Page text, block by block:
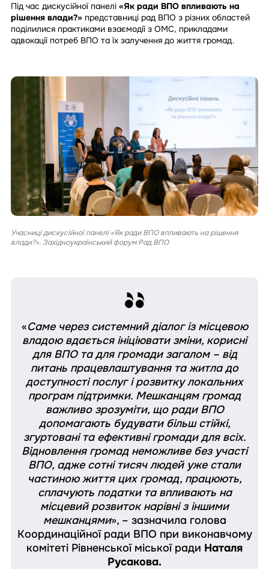
Під час дискусійної панелі «Як ради ВПО впливають на
рішення влади?» представниці рад ВПО з різних областей
поділилися практиками взаємодії з ОМС, прикладами
адвокації потреб ВПО та їх залучення до життя громад.
Учасниці дискусійної панелі «Як ради ВПО впливають на рішення
влади?». Західноукраїнський форум Рад ВПО
«Саме через системний діалог із місцевою
владою вдається ініціювати зміни, корисні
для ВПО та для громади загалом – від
питань працевлаштування та житла до
доступності послуг і розвитку локальних
програм підтримки. Мешканцям громад
важливо зрозуміти, що ради ВПО
допомагають будувати більш стійкі,
згуртовані та ефективні громади для всіх.
Відновлення громад неможливе без участі
ВПО, адже сотні тисяч людей уже стали
частиною життя цих громад, працюють,
сплачують податки та впливають на
місцевий розвиток нарівні з іншими
мешканцями», – зазначила голова
Координаційної ради ВПО при виконавчому
комітеті Рівненської міської ради Наталя
Русакова.